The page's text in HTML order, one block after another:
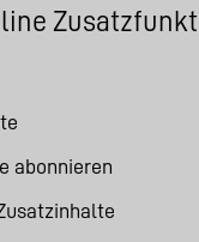
abonnieren